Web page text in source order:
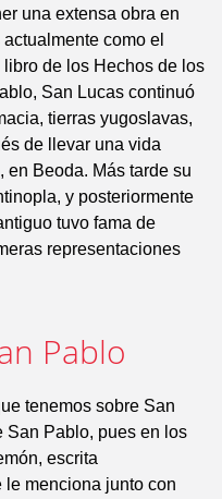
una extensa obra en
como el
de los Hechos de los
San Lucas continuó
tierras yugoslavas,
de llevar una vida
Beoda. Más tarde su
y posteriormente
tuvo fama de
representaciones
Pablo
tenemos sobre San
San Pablo, pues en los
escrita
le menciona junto con